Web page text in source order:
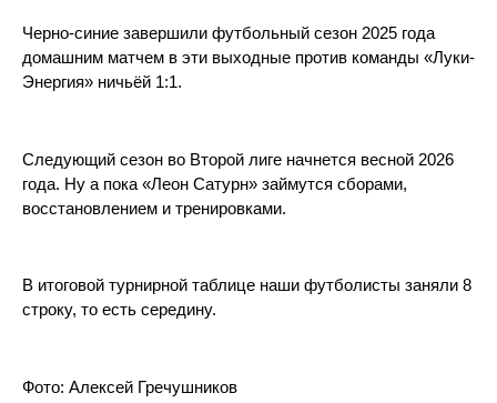
Черно-синие завершили футбольный сезон 2025 года
домашним матчем в эти выходные против команды «Луки-
Энергия» ничьёй 1:1.
Следующий сезон во Второй лиге начнется весной 2026
года. Ну а пока «Леон Сатурн» займутся сборами,
восстановлением и тренировками.
В итоговой турнирной таблице наши футболисты заняли 8
строку, то есть середину.
Фото: Алексей Гречушников